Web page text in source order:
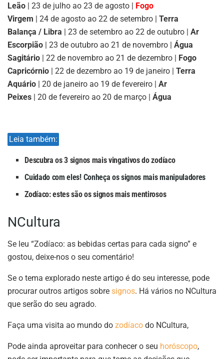
Leão | 23 de julho ao 23 de agosto | Fogo
Virgem | 24 de agosto ao 22 de setembro | Terra
Balança / Libra | 23 de setembro ao 22 de outubro | Ar
Escorpião | 23 de outubro ao 21 de novembro | Água
Sagitário | 22 de novembro ao 21 de dezembro | Fogo
Capricórnio | 22 de dezembro ao 19 de janeiro | Terra
Aquário | 20 de janeiro ao 19 de fevereiro | Ar
Peixes | 20 de fevereiro ao 20 de março | Água
Leia também:
Descubra os 3 signos mais vingativos do zodíaco
Cuidado com eles! Conheça os signos mais manipuladores
Zodíaco: estes são os signos mais mentirosos
NCultura
Se leu “Zodíaco: as bebidas certas para cada signo” e
gostou, deixe-nos o seu comentário!
Se o tema explorado neste artigo é do seu interesse, pode
procurar outros artigos sobre signos. Há vários no NCultura
que serão do seu agrado.
Faça uma visita ao mundo do zodíaco do NCultura,
Pode ainda aproveitar para conhecer o seu horóscopo,